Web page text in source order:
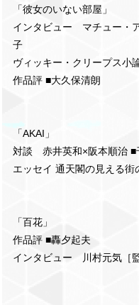
「彼女のいない部屋」
インタビュー マチュー・
子
ヴィッキー・クリープス小
作品評 ■大久保清朗
「AKAI」
対談 赤井英和×阪本順治 ■
エッセイ 通天閣の見える街
「百花」
作品評 ■轟夕起夫
インタビュー 川村元気［